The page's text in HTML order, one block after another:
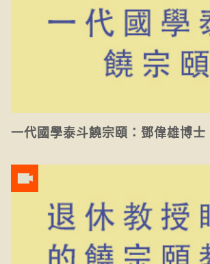
一代國學泰斗饒宗頤：鄧偉雄博士